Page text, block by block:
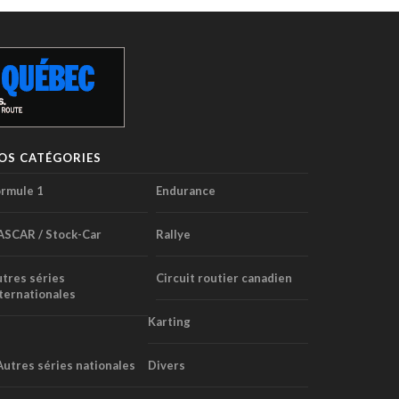
CATÉGORIES
1 Endurance
/ Stock-Car Rallye
séries
Circuit routier canadien
Karting
séries nationales Divers